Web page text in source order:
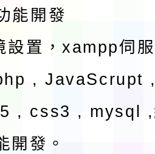
能開發
設置，xampp伺
, JavaScrupt
, css3 , mysql ,
開發。